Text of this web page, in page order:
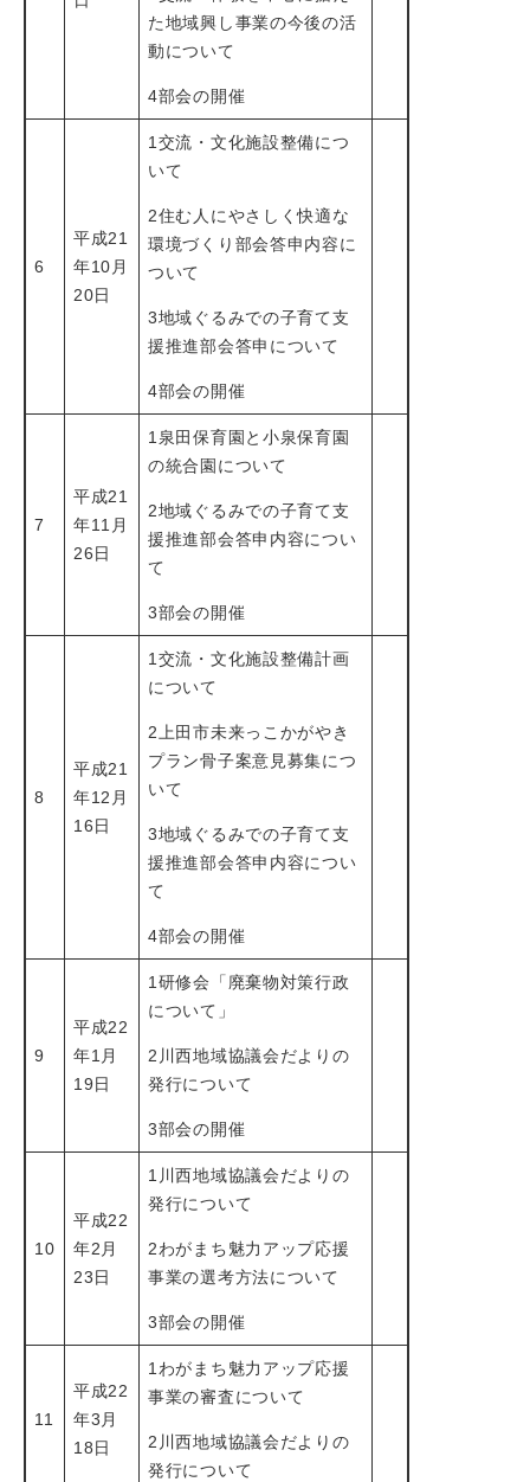
た地域興し事業の今後の活
動について
4部会の開催
6
平成21
年10月
20日
1交流・文化施設整備につ
いて
2住む人にやさしく快適な
環境づくり部会答申内容に
ついて
3地域ぐるみでの子育て支
援推進部会答申について
4部会の開催
7
平成21
年11月
26日
1泉田保育園と小泉保育園
の統合園について
2地域ぐるみでの子育て支
援推進部会答申内容につい
て
3部会の開催
8
平成21
年12月
16日
1交流・文化施設整備計画
について
2上田市未来っこかがやき
プラン骨子案意見募集につ
いて
3地域ぐるみでの子育て支
援推進部会答申内容につい
て
4部会の開催
9
平成22
年1月
19日
1研修会「廃棄物対策行政
について」
2川西地域協議会だよりの
発行について
3部会の開催
10
平成22
年2月
23日
1川西地域協議会だよりの
発行について
2わがまち魅力アップ応援
事業の選考方法について
3部会の開催
11
平成22
年3月
18日
1わがまち魅力アップ応援
事業の審査について
2川西地域協議会だよりの
発行について